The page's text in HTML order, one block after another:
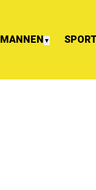
MANNEN ▼ SPORT